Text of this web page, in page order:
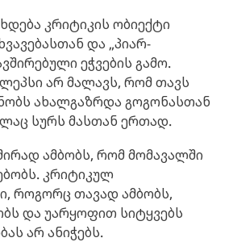
კრიტიკის ობიექტი
და „პიარ-
ეჭვების გამო.
არ მალავს, რომ თავს
ახალგაზრდა გოგონასთან
სურს მასთან ერთად.
ამბობს, რომ მომავალში
კრიტიკულ
როგორც თავად ამბობს,
და უარყოფით სიტყვებს
არ ანიჭებს.